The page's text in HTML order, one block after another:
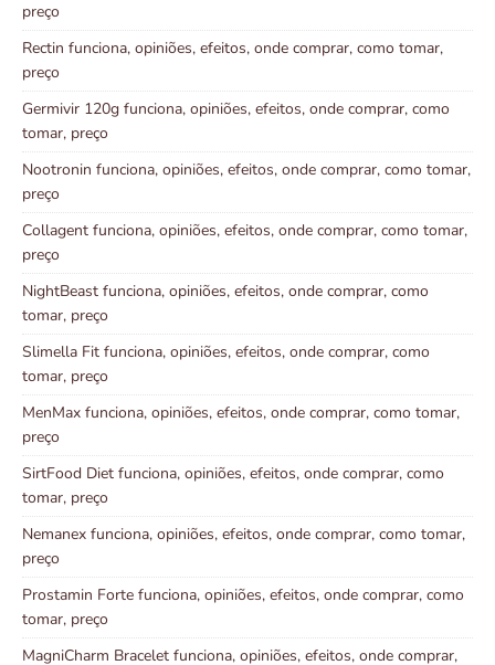
preço
Rectin funciona, opiniões, efeitos, onde comprar, como tomar,
preço
Germivir 120g funciona, opiniões, efeitos, onde comprar, como
tomar, preço
Nootronin funciona, opiniões, efeitos, onde comprar, como tomar,
preço
Collagent funciona, opiniões, efeitos, onde comprar, como tomar,
preço
NightBeast funciona, opiniões, efeitos, onde comprar, como
tomar, preço
Slimella Fit funciona, opiniões, efeitos, onde comprar, como
tomar, preço
MenMax funciona, opiniões, efeitos, onde comprar, como tomar,
preço
SirtFood Diet funciona, opiniões, efeitos, onde comprar, como
tomar, preço
Nemanex funciona, opiniões, efeitos, onde comprar, como tomar,
preço
Prostamin Forte funciona, opiniões, efeitos, onde comprar, como
tomar, preço
MagniCharm Bracelet funciona, opiniões, efeitos, onde comprar,